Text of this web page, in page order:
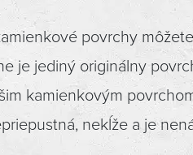
povrchy
je jediný originálny
kamienkovým
nekĺže a je